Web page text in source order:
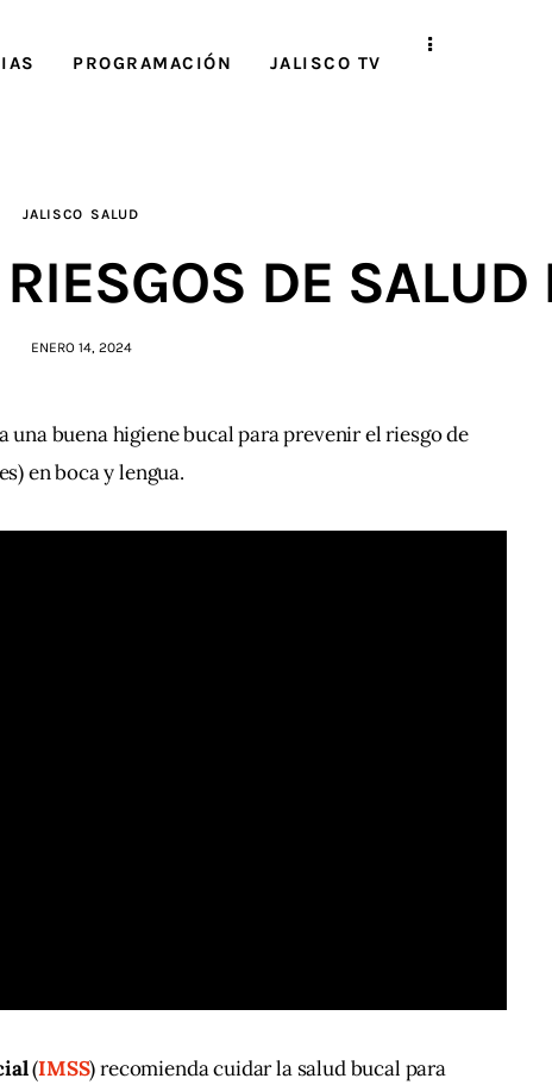
PROGRAMACIÓN JALISCO TV
JALISCO SALUD
DE SALUD
ENERO 14, 2024
una buena higiene bucal para prevenir el riesgo de
en boca y lengua.
(IMSS) recomienda cuidar la salud bucal para